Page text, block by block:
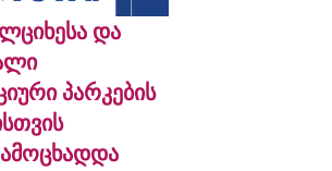
და
პარკების